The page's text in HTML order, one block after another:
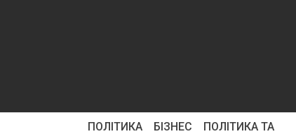
ПОЛІТИКА БІЗНЕС
ПОЛІТИКА ТА